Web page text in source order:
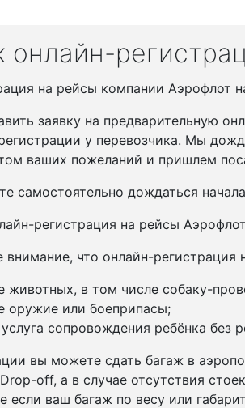
онлайн-
на рейсы компании Аэрофлот
заявку на предварительную
у перевозчика. Мы
ваших пожеланий и пришлем
самостоятельно дождаться
регистрация на рейсы Аэрофлот
что онлайн-регистрация
животных, в том числе собаку-
оружие или боеприпасы;
сопровождения ребёнка без
вы можете сдать багаж в
off, а в случае отсутствия
если ваш багаж по весу или